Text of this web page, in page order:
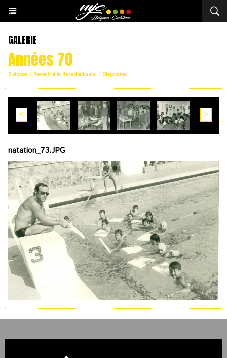
GALERIE
Années 70
5 photos | Revenir à la liste d'albums | Diaporama
< >
natation_73.JPG